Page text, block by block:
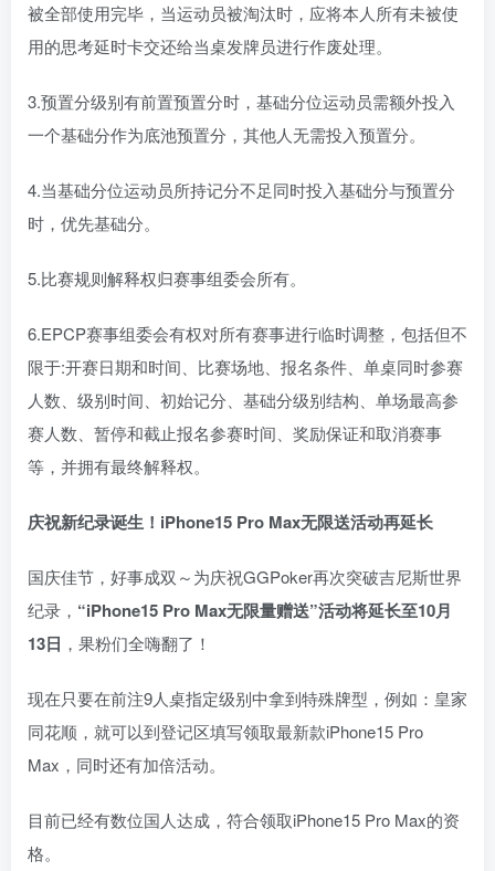
被全部使用完毕，当运动员被淘汰时，应将本人所有未被使
用的思考延时卡交还给当桌发牌员进行作废处理。
3.预置分级别有前置预置分时，基础分位运动员需额外投入
一个基础分作为底池预置分，其他人无需投入预置分。
4.当基础分位运动员所持记分不足同时投入基础分与预置分
时，优先基础分。
5.比赛规则解释权归赛事组委会所有。
6.EPCP赛事组委会有权对所有赛事进行临时调整，包括但不
限于:开赛日期和时间、比赛场地、报名条件、单桌同时参赛
人数、级别时间、初始记分、基础分级别结构、单场最高参
赛人数、暂停和截止报名参赛时间、奖励保证和取消赛事
等，并拥有最终解释权。
庆祝新纪录诞生！ iPhone15 Pro Max无限送活动再延长
国庆佳节， 好事成双～为庆祝GGPoker再次突破吉尼斯世界
纪录， “iPhone15 Pro Max无限量赠送”活动将延长至10月
13日 ，果粉们全嗨翻了！
现在只要在前注9人桌指定级别中拿到特殊牌型，例如：皇家
同花顺，就可以到登记区填写领取最新款iPhone15 Pro
Max，同时还有加倍活动。
目前已经有数位国人达成，符合领取iPhone15 Pro Max的资
格。